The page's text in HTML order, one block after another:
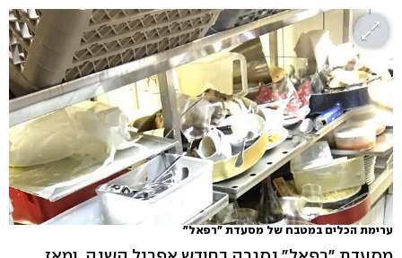
ערימת הכלים במטבח של מסעדת "רפאל"